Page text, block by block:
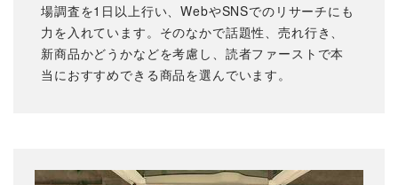
場調査を1日以上行い、WebやSNSでのリサーチにも
力を入れています。そのなかで話題性、売れ行き、
新商品かどうかなどを考慮し、読者ファーストで本
当におすすめできる商品を選んでいます。